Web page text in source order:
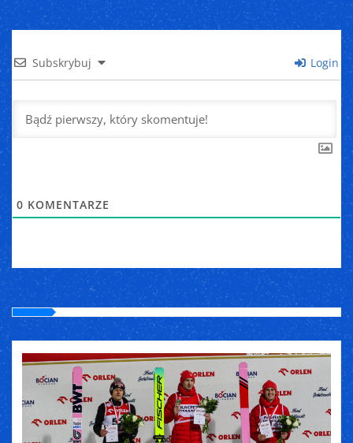
Subskrybuj Login
0 KOMENTARZE